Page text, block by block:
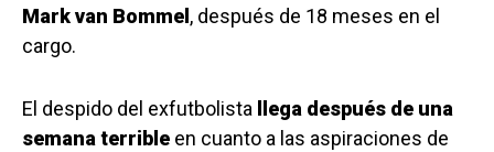
Mark van Bommel , después de 18 meses en el
cargo.
El despido del exfutbolista
llega después de una
semana terrible en cuanto a las aspiraciones de